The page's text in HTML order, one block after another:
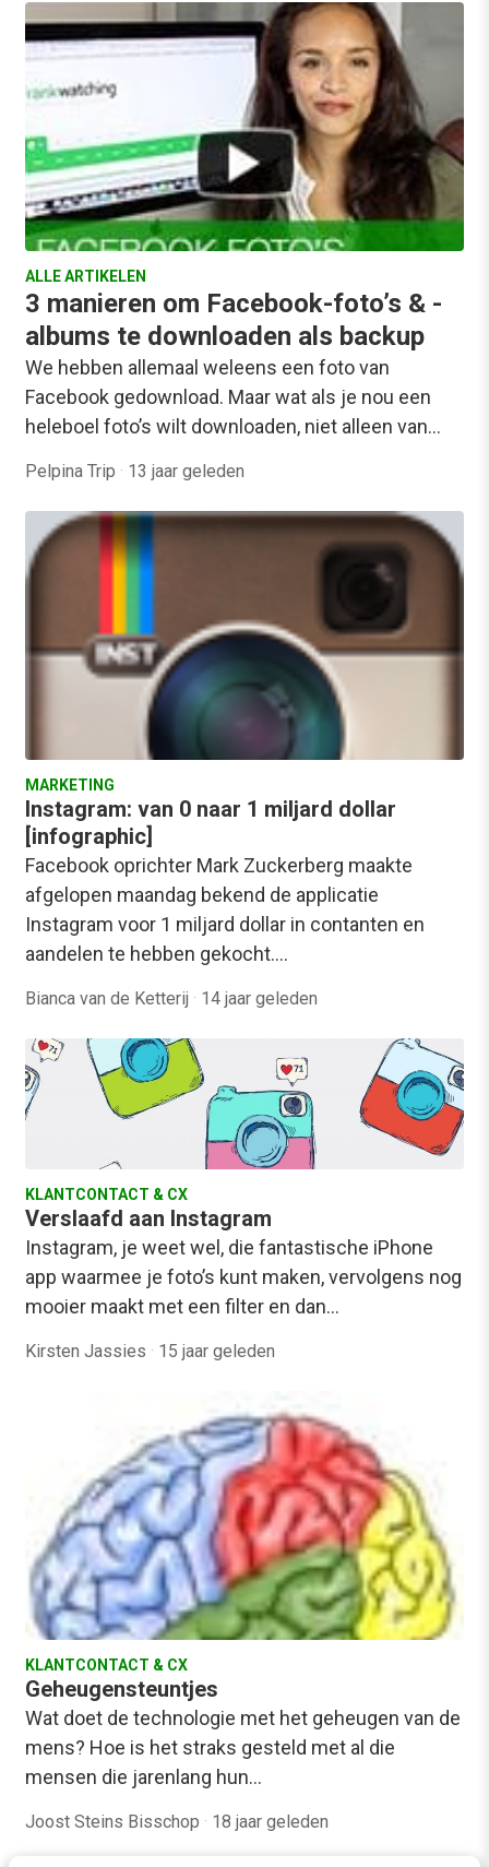
ALLE ARTIKELEN
3 manieren om Facebook-foto’s & -
albums te downloaden als backup
We hebben allemaal weleens een foto van
Facebook gedownload. Maar wat als je nou een
heleboel foto’s wilt downloaden, niet alleen van…
Pelpina Trip · 13 jaar geleden
MARKETING
Instagram: van 0 naar 1 miljard dollar
[infographic]
Facebook oprichter Mark Zuckerberg maakte
afgelopen maandag bekend de applicatie
Instagram voor 1 miljard dollar in contanten en
aandelen te hebben gekocht.…
Bianca van de Ketterij · 14 jaar geleden
KLANTCONTACT & CX
Verslaafd aan Instagram
Instagram, je weet wel, die fantastische iPhone
app waarmee je foto’s kunt maken, vervolgens nog
mooier maakt met een filter en dan…
Kirsten Jassies · 15 jaar geleden
KLANTCONTACT & CX
Geheugensteuntjes
Wat doet de technologie met het geheugen van de
mens? Hoe is het straks gesteld met al die
mensen die jarenlang hun…
Joost Steins Bisschop · 18 jaar geleden